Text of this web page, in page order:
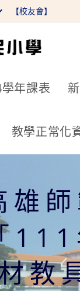
【校友會】
年課表
教學正常化
教